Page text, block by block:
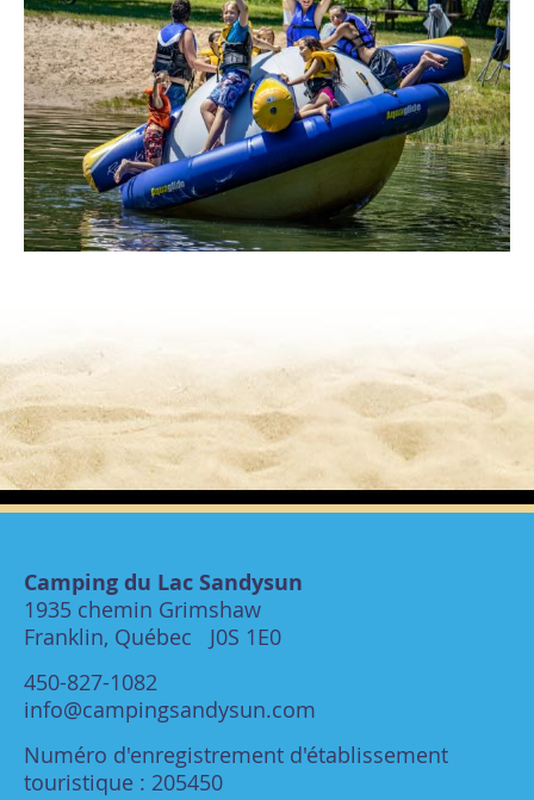
Camping du Lac Sandysun
1935 chemin Grimshaw
Franklin, Québec J0S 1E0
450-827-1082
info@campingsandysun.com
Numéro d'enregistrement d'établissement
touristique : 205450